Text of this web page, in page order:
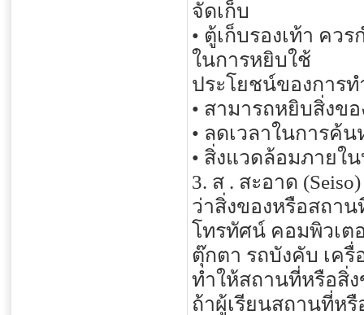
จัดเก็บ
• ตู้เก็บรองเท้า คว
ในการหยิบใช้
ประโยชน์ของการท
• สามารถหยิบสิ่งข
• ลดเวลาในการค้
• สิ่งแวดล้อมภายใ
3. ส . สะอาด
ว่าสิ่งของหรือสถาน
โทรทัศน์ คอมพิวเต
ตุ๊กตา รถบังคับ เครื่
ทำให้สถานที่หรือสิ่
ถ้าผู้เรียนสถานที่ห